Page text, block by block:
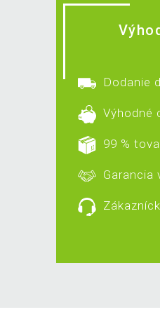
Dodanie
Výhodné
99 %
Garancia